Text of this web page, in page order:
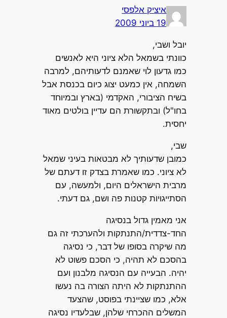
איציק אלפסי
19 ביוני 2009
יובל ושבי,
כוונתי בשמאל הלא ציוני היא לאנשים
כמו גדעון לוי שאמנם לדעותיהם, למרבה
השמחה, אין כמעט יצוג כיום בכנסת אבל
בשיח הציבורי, האקדמי (בארץ ובמיוחד
בחו"ל) ובתקשורת הם עדיין בולטים מאוד
יחסית.
כמובן שדעותיך לא מבטאות בעיני שמאל
לא ציוני. כמו שאמרת בצדק זו דעתם של
מרבית הישראלים היום, ולמעשה, עם
הסתייגויות קטנות פה ושם, גם דעתי.
אני מאמין גדול בנסיגה
החד-צדדית/התנתקות ולהערכתי זה גם
מה שיקרה בסופו של דבר, כי נסיגה
בהסכם לא תהיה, כי הסכם פשוט לא
יהיה. הבעייה עם הנסיגה מלבנון ועם
ההתנתקות לא היתה הצורה בה נעשו
אלא, כמו שציינתי בפוסט, שהצעד
המשלים ההכרחי שלהן, שבלעדיו נסיגה